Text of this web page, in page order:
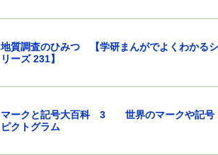
地質調査のひみつ 【学研まんがでよくわかるシ
リーズ 231】
マークと記号大百科 3 世界のマークや記号
ピクトグラム